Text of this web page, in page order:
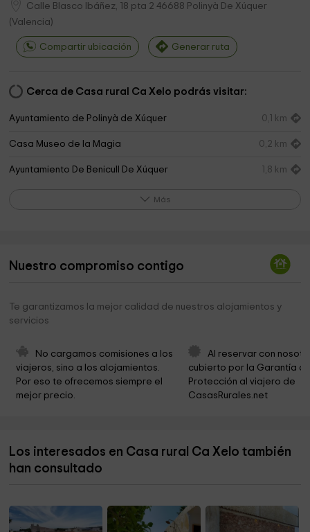
Calle Blasco Ibáñez, 18 pta 246688 Polinyà De Xúquer
(Valencia)
Compartir ubicación Generar ruta
Cerca de Casa rural Ca Xelo podrás visitar:
Ayuntamiento de Polinyà de Xúquer 0,1 km
Casa Museo de la Magia 0,2 km
Ayuntamiento De Benicull De Xúquer 1,8 km
Policia Local de Corbera 4,4 km
Ayuntamiento de Corbera
Ayuntamiento de Corbera
Parroquia de los Santos Vicentes
Parroquia Virgen de Sales 4,6 km
CHOCOLATES COMES S.L. 4,8 km
Más
Nuestro compromiso contigo
Te garantizamos la mejor calidad de nuestros alojamientos y
servicios
No cargamos comisiones a los
viajeros, sino a los alojamientos.
Por eso te ofrecemos siempre el
mejor precio.
Al reservar con
cubierto por la Garantía
Protección al viajero de
CasasRurales.net
Los interesados en Casa rural Ca Xelo también
han consultado